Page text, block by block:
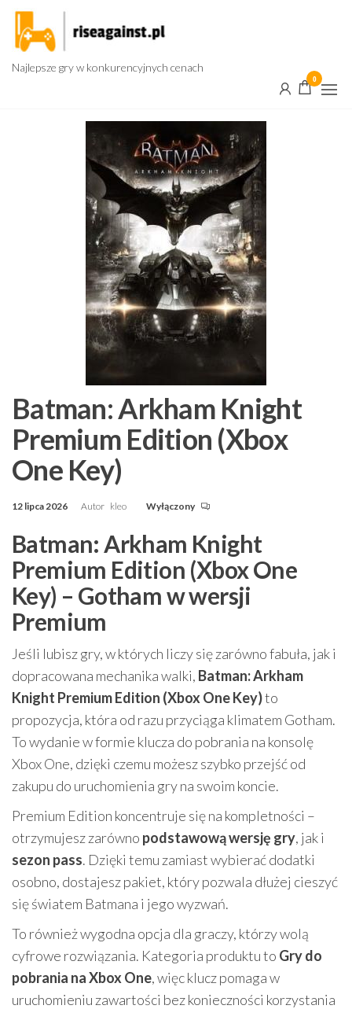
Przejdź
treści
Najlepsze gry w konkurencyjnych cenach
0
Batman: Arkham Knight
Premium Edition (Xbox
One Key)
12 lipca 2026 Autor kleo Wyłączony
Batman: Arkham Knight
Premium Edition (Xbox One
Key) – Gotham w wersji
Premium
Jeśli lubisz gry, w których liczy się zarówno fabuła, jak i
dopracowana mechanika walki, Batman: Arkham
Knight Premium Edition (Xbox One Key)to
propozycja, która od razu przyciąga klimatem Gotham.
To wydanie w formie klucza do pobrania na konsolę
Xbox One, dzięki czemu możesz szybko przejść od
zakupu do uruchomienia gry na swoim koncie.
Premium Edition koncentruje się na kompletności –
otrzymujesz zarówno podstawową wersję gry, jak i
sezon pass. Dzięki temu zamiast wybierać dodatki
osobno, dostajesz pakiet, który pozwala dłużej cieszyć
się światem Batmana i jego wyzwań.
To również wygodna opcja dla graczy, którzy wolą
cyfrowe rozwiązania. Kategoria produktu to Gry do
pobrania na Xbox One, więc klucz pomaga w
uruchomieniu zawartości bez konieczności korzystania